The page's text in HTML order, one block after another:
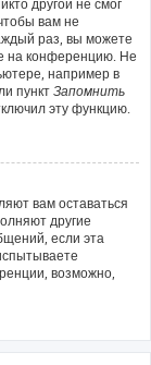
другой не смог
вам не
раз, вы можете
на конференцию. Не
например в
пункт Запомнить
эту функцию.
вам оставаться
другие
если эта
возможно,